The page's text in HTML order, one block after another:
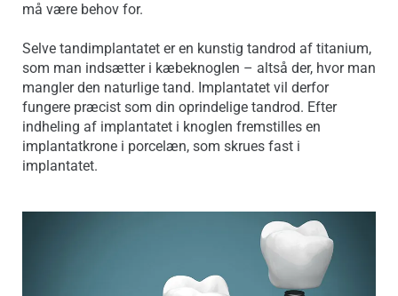
må være behov for.
Selve tandimplantatet er en kunstig tandrod af titanium,
som man indsætter i kæbeknoglen – altså der, hvor man
mangler den naturlige tand. Implantatet vil derfor
fungere præcist som din oprindelige tandrod. Efter
indheling af implantatet i knoglen fremstilles en
implantatkrone i porcelæn, som skrues fast i
implantatet.